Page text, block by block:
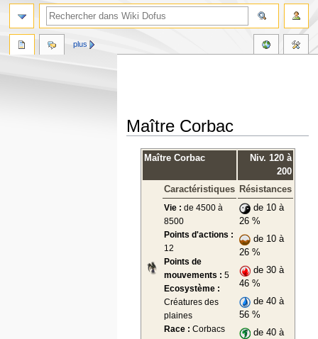
Maître Corbac
navigation
recherche
Maître Corbac
Niv. 120 à
200
Caractéristiques
Résistances
Vie : de 4500 à
8500
Points d'actions :
12
Points de
mouvements : 5
Ecosystème :
Créatures des
plaines
Race : Corbacs
de 10 à
26 %
de 10 à
26 %
de 30 à
46 %
de 40 à
56 %
de 40 à
plus